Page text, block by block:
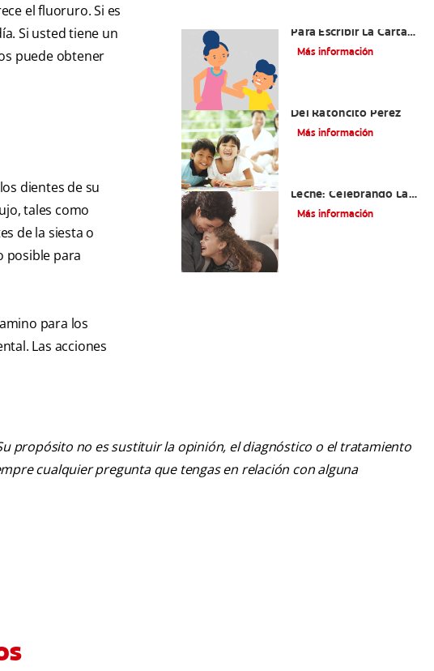
el fluoruro. Si es
Si usted tiene un
puede obtener
dientes de su
tales como
de la siesta o
posible para
para los
Las acciones
Para Escribir La Carta
Al Ratón Pérez Y
Más información
Del Ratoncito Pérez
Más información
Leche: Celebrando La
Última Visita Del
Más información
propósito no es sustituir la opinión, el diagnóstico o el tratamiento
cualquier pregunta que tengas en relación con alguna